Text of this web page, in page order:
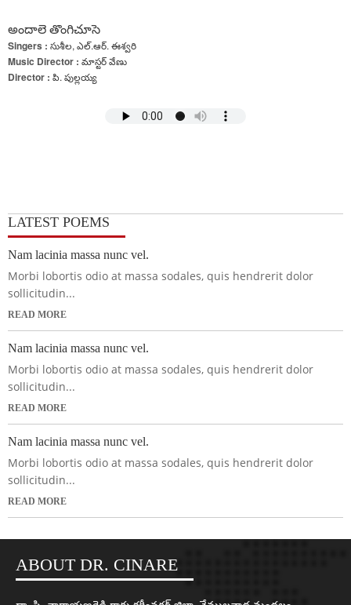
అందాలె తొంగిచూసె
Singers : సుశీల, ఎల్.ఆర్. ఈశ్వరి
Music Director : మాస్టర్ వేణు
Director : పి. పుల్లయ్య
LATEST POEMS
Nam lacinia massa nunc vel.
Morbi lobortis odio at massa sodales, quis hendrerit dolor
sollicitudin...
READ MORE
Nam lacinia massa nunc vel.
Morbi lobortis odio at massa sodales, quis hendrerit dolor
sollicitudin...
READ MORE
Nam lacinia massa nunc vel.
Morbi lobortis odio at massa sodales, quis hendrerit dolor
sollicitudin...
READ MORE
ABOUT DR. CINARE